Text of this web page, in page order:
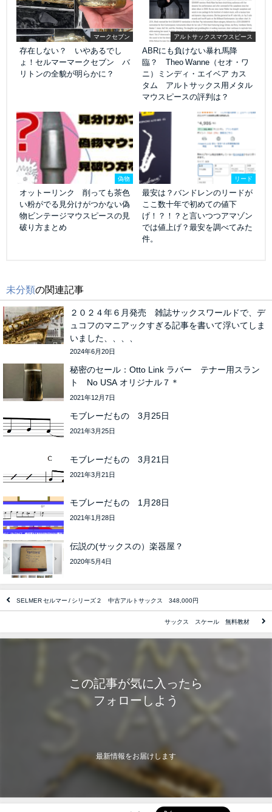
マークセブン
存在しない？ いやあるでし
ょ！セルマーマークセブン バ
リトンの全貌が明らかに？
アルトサックスマウスピース
ABRにも負けない暴れ馬降
臨？ Theo Wanne（セオ・ワ
ニ）ミンディ・エイベア カス
タム アルトサックス用メタル
マウスピースの評判は？
偽物
オットーリンク 削っても茶色
い粉がでる見分けがつかない偽
物ビンテージマウスピースの見
破り方まとめ
リード
最安は？バンドレンのリードが
ここ数十年で初めての値下
げ！？！？と言いつつアマゾン
では値上げ？最安を調べてみた
件。
未分類の関連記事
２０２４年６月発売 雑誌サックスワールドで、デ
ュコフのマニアックすぎる記事を書いて浮いてしま
いました、、、、
2024年6月20日
秘密のセール：Otto Link ラバー テナー用スラン
ト No USA オリジナル７＊
2021年12月7日
モブレーだもの 3月25日
2021年3月25日
モブレーだもの 3月21日
2021年3月21日
モブレーだもの 1月28日
2021年1月28日
伝説の(サックスの）楽器屋？
2020年5月4日
SELMER セルマー / シリーズ２ 中古アルトサックス 348,000円
サックス スケール 無料教材
この記事が気に入ったら
フォローしよう
最新情報をお届けします